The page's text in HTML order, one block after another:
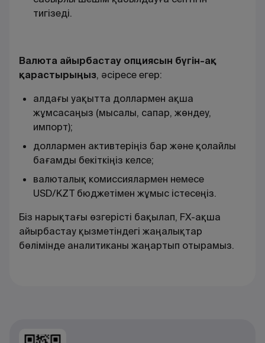
тигізеді.
Валюта айырбастау опциясын бүгін-ақ
қарастырыңыз, әсіресе егер:
алдағы уақытта доллармен ақша
жұмсасаңыз (мысалы, сапар, жөндеу,
импорт);
доллармен активтеріңіз бар және қолайлы
бағамды бекіткіңіз келсе;
валюталық комиссиялармен немесе
USD/KZT бюджетімен жұмыс істесеңіз.
Біз нарықтағы өзгерісті бақылап, FX-ақша
айырбастау қызметіндегі жаңалықтар
бөлімінде аналитиканы жаңартып отырамыз.